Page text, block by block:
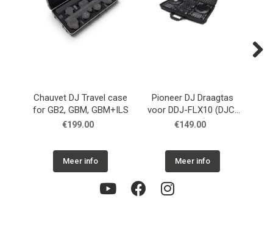
Chauvet DJ Travel case
for GB2, GBM, GBM+ILS
€199.00
Meer info
Pioneer DJ Draagtas
voor DDJ-FLX10 (DJC-
FLX10)
€149.00
Meer info